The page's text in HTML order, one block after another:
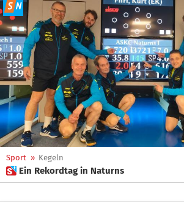
Sport » Kegeln
 Ein Rekordtag in Naturns